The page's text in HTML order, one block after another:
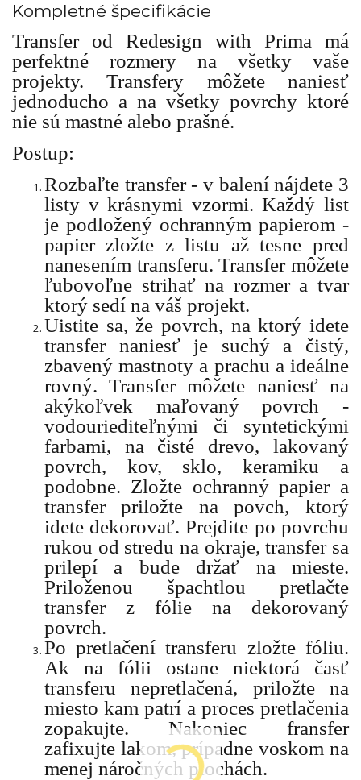
Kompletné špecifikácie
Transfer od Redesign with Prima má
perfektné rozmery na všetky vaše
projekty. Transfery môžete naniesť
jednoducho a na všetky povrchy ktoré
nie sú mastné alebo prašné.
Postup:
Rozbaľte transfer - v balení nájdete 3
listy v krásnymi vzormi. Každý list
je podložený ochranným papierom -
papier zložte z listu až tesne pred
nanesením transferu. Transfer môžete
ľubovoľne strihať na rozmer a tvar
ktorý sedí na váš projekt.
Uistite sa, že povrch, na ktorý idete
transfer naniesť je suchý a čistý,
zbavený mastnoty a prachu a ideálne
rovný. Transfer môžete naniesť na
akýkoľvek maľovaný povrch -
vodouriediteľnými či syntetickými
farbami, na čisté drevo, lakovaný
povrch, kov, sklo, keramiku a
podobne. Zložte ochranný papier a
transfer priložte na povch, ktorý
idete dekorovať. Prejdite po povrchu
rukou od stredu na okraje, transfer sa
prilepí a bude držať na mieste.
Priloženou špachtlou pretlačte
transfer z fólie na dekorovaný
povrch.
Po pretlačení transferu zložte fóliu.
Ak na fólii ostane niektorá časť
transferu nepretlačená, priložte na
miesto kam patrí a proces pretlačenia
zopakujte. Nakoniec fransfer
zafixujte lakom, prípadne voskom na
menej náročných plochách.